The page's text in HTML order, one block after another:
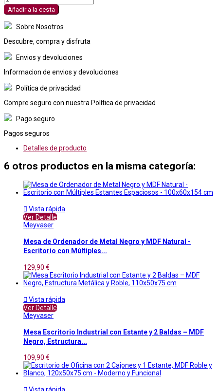
Añadir a la cesta
Sobre Nosotros
Descubre, compra y disfruta
Envios y devoluciones
Informacion de envios y devoluciones
Política de privacidad
Compre seguro con nuestra Política de privacidad
Pago seguro
Pagos seguros
Detalles de producto
6 otros productos en la misma categoría:
 Vista rápida
Ver Detalle
Meyvaser
Mesa de Ordenador de Metal Negro y MDF Natural -
Escritorio con Múltiples...
129,90 €
 Vista rápida
Ver Detalle
Meyvaser
Mesa Escritorio Industrial con Estante y 2 Baldas – MDF
Negro, Estructura...
109,90 €